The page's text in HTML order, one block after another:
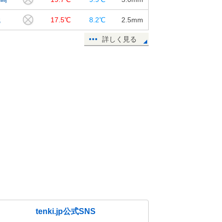
17.5℃ 8.2℃ 2.5mm
詳しく見る
tenki.jp公式SNS